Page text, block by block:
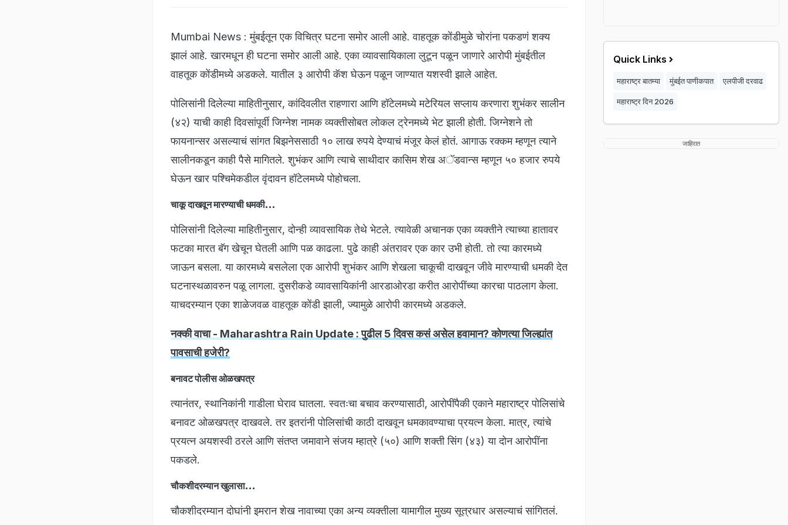
Mumbai News : मुंबईतून एक विचित्र घटना समोर आली आहे. वाहतूक कोंडीमुळे चोरांना पकडणं शक्य
झालं आहे. खारमधून ही घटना समोर आली आहे. एका व्यावसायिकाला लुटून पळून जाणारे आरोपी मुंबईतील
वाहतूक कोंडीमध्ये अडकले. यातील ३ आरोपी कॅश घेऊन पळून जाण्यात यशस्वी झाले आहेत.
पोलिसांनी दिलेल्या माहितीनुसार, कांदिवलीत राहणारा आणि हॉटेलमध्ये मटेरियल सप्लाय करणारा शुभंकर सालीन
(४२) याची काही दिवसांपूर्वी जिग्नेश नामक व्यक्तीसोबत लोकल ट्रेनमध्ये भेट झाली होती. जिग्नेशने तो
फायनान्सर असल्याचं सांगत बिझनेससाठी १० लाख रुपये देण्याचं मंजूर केलं होतं. आगाऊ रक्कम म्हणून त्याने
सालीनकडून काही पैसे मागितले. शुभंकर आणि त्याचे साथीदार कासिम शेख अॅडवान्स म्हणून ५० हजार रुपये
घेऊन खार पश्चिमेकडील वृंदावन हॉटेलमध्ये पोहोचला.
चाकू दाखवून मारण्याची धमकी...
पोलिसांनी दिलेल्या माहितीनुसार, दोन्ही व्यावसायिक तेथे भेटले. त्यावेळी अचानक एका व्यक्तीने त्याच्या हातावर
फटका मारत बॅग खेचून घेतली आणि पळ काढला. पुढे काही अंतरावर एक कार उभी होती. तो त्या कारमध्ये
जाऊन बसला. या कारमध्ये बसलेला एक आरोपी शुभंकर आणि शेखला चाकूची दाखवून जीवे मारण्याची धमकी देत
घटनास्थळावरुन पळू लागला. दुसरीकडे व्यावसायिकांनी आरडाओरडा करीत आरोपींच्या कारचा पाठलाग केला.
याचदरम्यान एका शाळेजवळ वाहतूक कोंडी झाली, ज्यामुळे आरोपी कारमध्ये अडकले.
नक्की वाचा - Maharashtra Rain Update : पुढील 5 दिवस कसं असेल हवामान? कोणत्या जिल्ह्यांत
पावसाची हजेरी?
बनावट पोलीस ओळखपत्र
त्यानंतर, स्थानिकांनी गाडीला घेराव घातला. स्वतःचा बचाव करण्यासाठी, आरोपींपैकी एकाने महाराष्ट्र पोलिसांचे
बनावट ओळखपत्र दाखवले. तर इतरांनी पोलिसांची काठी दाखवून धमकावण्याचा प्रयत्न केला. मात्र, त्यांचे
प्रयत्न अयशस्वी ठरले आणि संतप्त जमावाने संजय म्हात्रे (५०) आणि शक्ती सिंग (४३) या दोन आरोपींना
पकडले.
चौकशीदरम्यान खुलासा...
चौकशीदरम्यान दोघांनी इमरान शेख नावाच्या एका अन्य व्यक्तीला यामागील मुख्य सूत्रधार असल्याचं सांगितलं.
Quick Links
महाराष्ट्र बातम्या मुंबईत पाणीकपात एलपीजी दरवाढ
महाराष्ट्र दिन 2026
जाहिरात